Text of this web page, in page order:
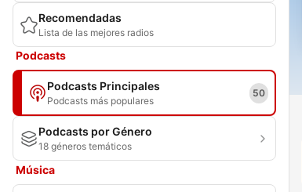
Recomendadas
Lista de las mejores radios
Podcasts
Podcasts Principales
Podcasts más populares
50
Podcasts por Género
18 géneros temáticos
Música